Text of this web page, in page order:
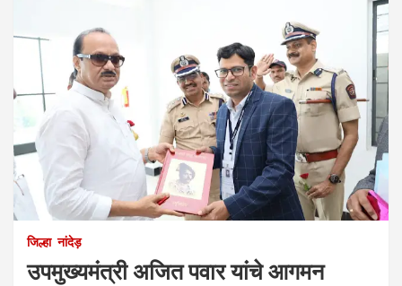
जिल्हा नांदेड़
उपमुख्यमंत्री अजित पवार यांचे आगमन